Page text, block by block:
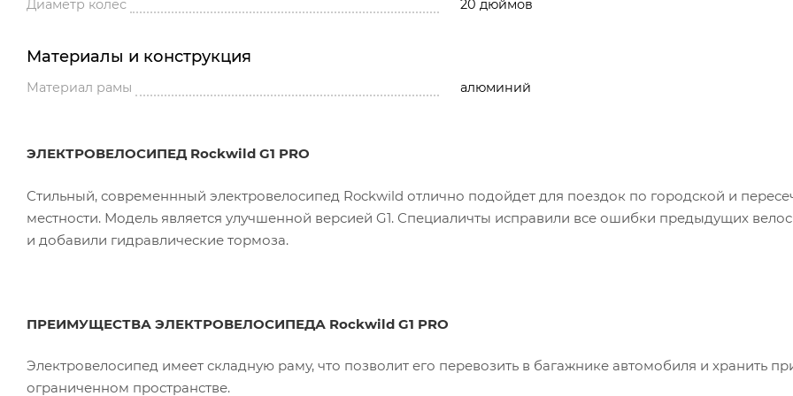
Диаметр колес
20 дюймов
Материалы и конструкция
Материал рамы алюминий
ЭЛЕКТРОВЕЛОСИПЕД Rockwild G1 PRO
Стильный, современнный электровелосипед Rockwild отлично подойдет для поездок по городской и
местности. Модель является улучшенной версией G1. Специаличты исправили все ошибки предыдущих
и добавили гидравлические тормоза.
ПРЕИМУЩЕСТВА ЭЛЕКТРОВЕЛОСИПЕДА Rockwild G1 PRO
Электровелосипед имеет складную раму, что позволит его перевозить в багажнике автомобиля и хранить
ограниченном пространстве.